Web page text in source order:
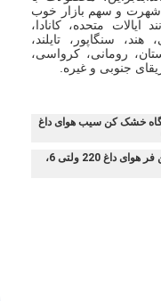
شهرت و سهم بازار خوب
متحده، کانادا،
هند، سنگاپور، تایلند،
رومانی، کرواسی،
جنوبی و غیره.
ضد زنگ، دستگاه خشک کن سیب هوای داغ
خشک کن فر با هوای داغ 380 ولت 6، خشک کن فر هوای داغ 220 ولتی 6،